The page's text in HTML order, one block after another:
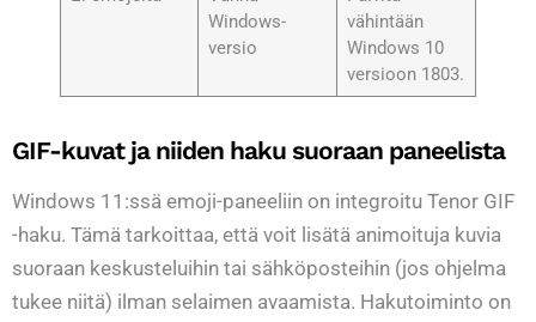
Windows-
versio
vähintään
Windows 10
versioon 1803.
GIF-kuvat ja niiden haku suoraan paneelista
Windows 11:ssä emoji-paneeliin on integroitu Tenor GIF
-haku. Tämä tarkoittaa, että voit lisätä animoituja kuvia
suoraan keskusteluihin tai sähköposteihin (jos ohjelma
tukee niitä) ilman selaimen avaamista. Hakutoiminto on